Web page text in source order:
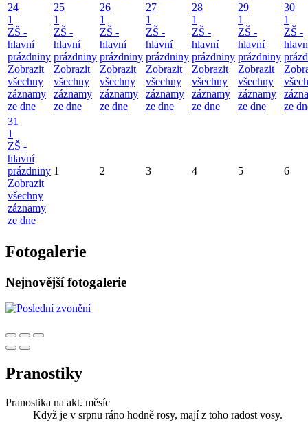
24
1
ZŠ -
hlavní
prázdniny
Zobrazit
všechny
záznamy
ze dne
25
1
ZŠ -
hlavní
prázdniny
Zobrazit
všechny
záznamy
ze dne
26
1
ZŠ -
hlavní
prázdniny
Zobrazit
všechny
záznamy
ze dne
27
1
ZŠ -
hlavní
prázdniny
Zobrazit
všechny
záznamy
ze dne
28
1
ZŠ -
hlavní
prázdniny
Zobrazit
všechny
záznamy
ze dne
29
1
ZŠ -
hlavní
prázdniny
Zobrazit
všechny
záznamy
ze dne
30
1
ZŠ -
ze
31
1
ZŠ -
hlavní
prázdniny
Zobrazit
všechny
záznamy
ze dne
1 2 3 4 5 6
Fotogalerie
Nejnovější fotogalerie
Pranostiky
Pranostika na akt. měsíc
Když je v srpnu ráno hodně rosy, mají z toho radost vosy.